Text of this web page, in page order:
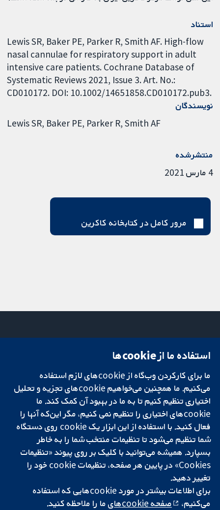
استناد
Lewis SR, Baker PE, Parker R, Smith AF. High-flow
nasal cannulae for respiratory support in adult
intensive care patients. Cochrane Database of
Systematic Reviews 2021, Issue 3. Art. No.:
CD010172. DOI: 10.1002/14651858.CD010172.pub3.
نویسندگان
Lewis SR Baker PE Parker R Smith AF
منتشرشده
4 مارس 2021
مرور کامل در کتابخانه کاکرین
تحقیقات قابل
اعتماد.
تصمیم‌گیری آگاهانه.
سلامت بهتر.
میدان کاوندیش
لندن
W1G 0AN
بریتانیا
دفتر رسانه‌ای
درباره ما
فرصت‌های
شغلی
Cochrane
Library
شبکه همکاری کاکرین، یک مؤسسه خیریه (شماره 1045921) و یک شرکت با
و ولز است. شماره ثبت مالیات بر ارزش افزوده: GB 718 2127 49.
استفاده ما از cookie‌ها
ما برای کارکردن وب‌گاه از cookie‌های لازم استفاده
می‌کنیم. ما همچنین می‌خواهیم cookie‌های تجزیه و تحلیل
اختیاری تنظیم کنیم تا به ما در بهبود آن کمک کند. ما
cookie‌های اختیاری را تنظیم نمی کنیم، مگر این‌که آنها را
فعال کنید. با استفاده از این ابزار یک cookie‌ روی دستگاه
شما تنظیم می‌شود تا تنظیمات منتخب شما را به خاطر
بسپارد. همیشه می‌توانید با کلیک بر روی پیوند «تنظیمات
Cookies» در پایین هر صفحه، تنظیمات cookie‌ خود را
تغییر دهید.
برای اطلاعات بیشتر در مورد cookie‌هایی که استفاده
می‌کنیم،
صفحه cookie‌های ما را ملاحظه کنید.